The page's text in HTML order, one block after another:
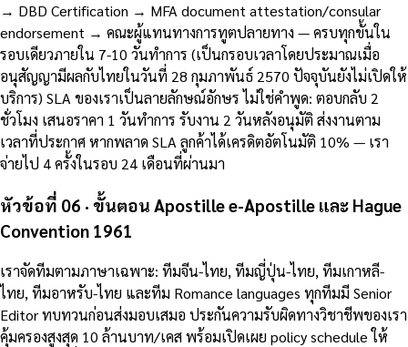
→ DBD Certification → MFA document attestation/consular
endorsement → คณะผู้แทนทางการทูตปลายทาง — ครบทุกขั้นใน
รอบเดียวภายใน 7-10 วันทำการ (เป็นกรอบเวลาโดยประมาณเมื่อ
อนุสัญญามีผลกับไทยในวันที่ 28 กุมภาพันธ์ 2570 ปัจจุบันยังไม่เปิดให้
บริการ) SLA ของเราเป็นลายลักษณ์อักษร ไม่ใช่คำพูด: ตอบกลับ 2
ชั่วโมง เสนอราคา 1 วันทำการ รับงาน 2 วันหลังอนุมัติ ส่งงานตาม
เวลาที่ประกาศ หากพลาด SLA ลูกค้าได้เครดิตอัตโนมัติ 10% — เรา
จ่ายไป 4 ครั้งในรอบ 24 เดือนที่ผ่านมา
หัวข้อที่ 06 · ขั้นตอน Apostille e-Apostille และ Hague
Convention 1961
เราจัดทีมตามภาษาเฉพาะ: ทีมจีน-ไทย, ทีมญี่ปุ่น-ไทย, ทีมเกาหลี-
ไทย, ทีมอาหรับ-ไทย และทีม Romance languages ทุกทีมมี Senior
Editor ทบทวนก่อนส่งมอบเสมอ ประกันความรับผิดทางวิชาชีพของเรา
คุ้มครองสูงสุด 10 ล้านบาท/เคส พร้อมเปิดเผย policy schedule ให้